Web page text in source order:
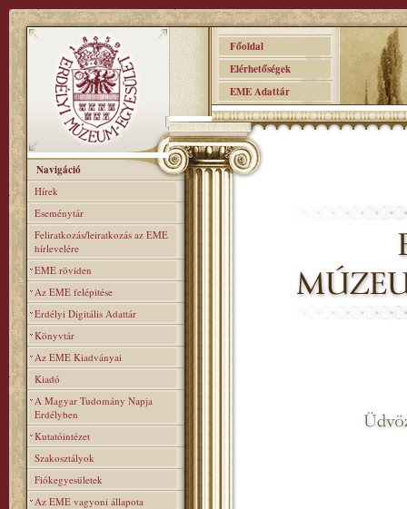
Főoldal
Elérhetőségek
EME Adattár
Navigáció
Hírek
Eseménytár
Feliratkozás/leiratkozás az EME
hírlevelére
EME röviden
Az EME felépitése
Erdélyi Digitális Adattár
Könyvtár
Az EME Kiadványai
Kiadó
A Magyar Tudomány Napja
Erdélyben
Kutatóintézet
Szakosztályok
Fiókegyesületek
Az EME vagyoni állapota